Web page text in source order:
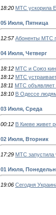
18:20 МТС ускорила
05 Июля, Пятница
12:57 Абоненты МТС
04 Июля, Четверг
18:12 МТС и Союз
18:12 МТС
18:11 МТС объявляет
18:10 В Одессе
03 Июля, Среда
00:12 В Киеве живет
02 Июля, Вторник
17:29 МТС запустила
01 Июля,
19:06 Сегодня